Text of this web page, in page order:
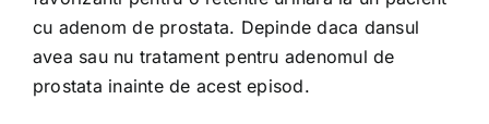
cu adenom de prostata. Depinde daca dansul
avea sau nu tratament pentru adenomul de
prostata inainte de acest episod.